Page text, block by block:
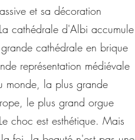
et sa décoration
cathédrale d'Albi accumule
cathédrale en brique
représentation médiévale
monde, la plus grande
le plus grand orgue
choc est esthétique. Mais